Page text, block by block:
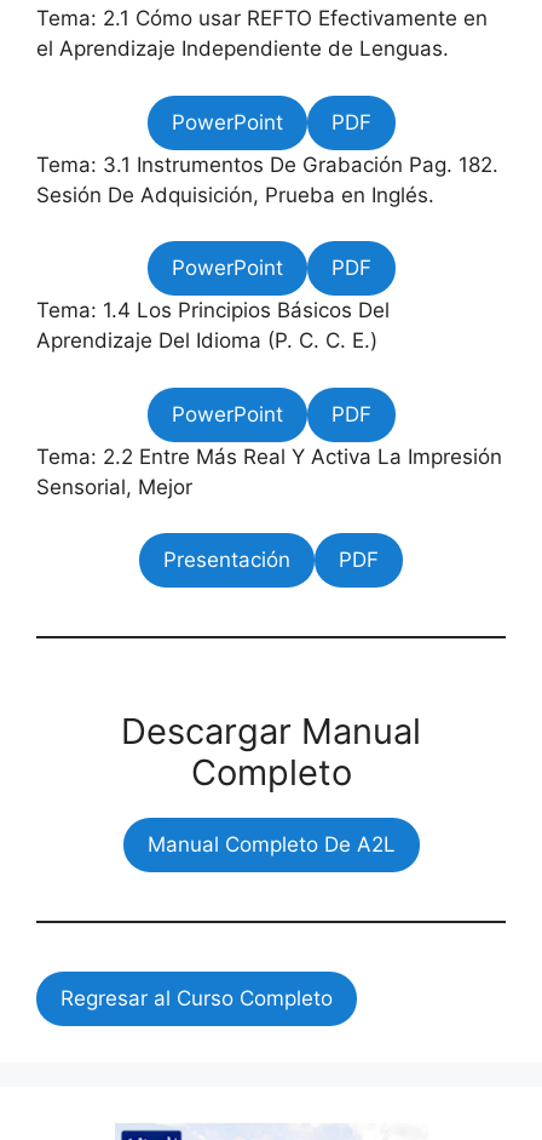
Tema: 2.1 Cómo usar REFTO Efectivamente en
el Aprendizaje Independiente de Lenguas.
PowerPoint
PDF
Tema: 3.1 Instrumentos De Grabación Pag. 182.
Sesión De Adquisición, Prueba en Inglés.
PowerPoint
PDF
Tema: 1.4 Los Principios Básicos Del
Aprendizaje Del Idioma (P. C. C. E.)
PowerPoint
PDF
Tema: 2.2 Entre Más Real Y Activa La Impresión
Sensorial, Mejor
Presentación PDF
Descargar Manual
Completo
Manual Completo De A2L
Regresar al Curso Completo